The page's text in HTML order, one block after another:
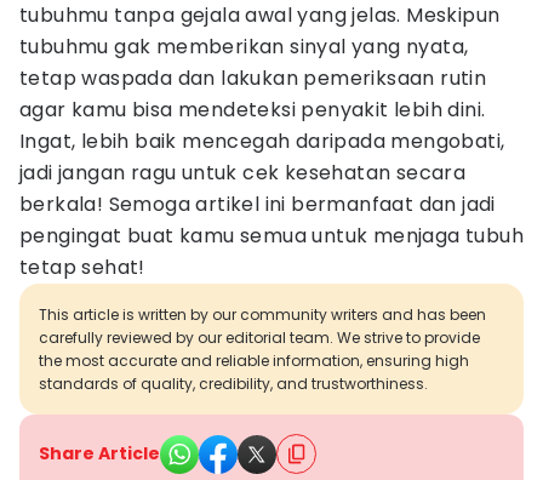
tubuhmu tanpa gejala awal yang jelas. Meskipun
tubuhmu gak memberikan sinyal yang nyata,
tetap waspada dan lakukan pemeriksaan rutin
agar kamu bisa mendeteksi penyakit lebih dini.
Ingat, lebih baik mencegah daripada mengobati,
jadi jangan ragu untuk cek kesehatan secara
berkala! Semoga artikel ini bermanfaat dan jadi
pengingat buat kamu semua untuk menjaga tubuh
tetap sehat!
This article is written by our community writers and has been
carefully reviewed by our editorial team. We strive to provide
the most accurate and reliable information, ensuring high
standards of quality, credibility, and trustworthiness.
Share Article